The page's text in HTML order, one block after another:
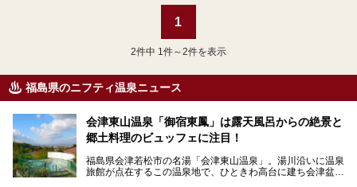
1
2件中 1件～2件を表示
福島県のニフティ温泉ニュース
会津東山温泉「御宿東鳳」は露天風呂からの絶景と
郷土料理のビュッフェに注目！
福島県会津若松市の名湯「会津東山温泉」。湯川沿いに温泉
旅館が点在するこの温泉地で、ひときわ高台に建ち会津盆地